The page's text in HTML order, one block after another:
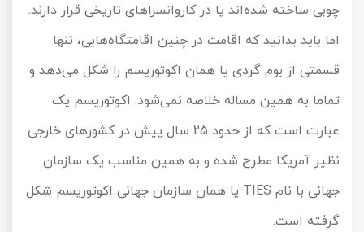
چوبی ساخته شده‌اند یا در کاروانسراهای تاریخی قرار دارند.
اما باید بدانید که اقامت در چنین اقامتگاه‌هایی، تنها
قسمتی از بوم گردی یا همان اکوتوریسم را شکل می‌دهد و
تماما به همین مساله خلاصه نمی‌شود. اکوتوریسم یک
عبارت است که از حدود 25 سال پیش در کشورهای خارجی
نظیر آمریکا مطرح شده و به همین مناسب یک سازمان
جهانی با نام TIES یا همان سازمان جهانی اکوتوریسم شکل
گرفته است.